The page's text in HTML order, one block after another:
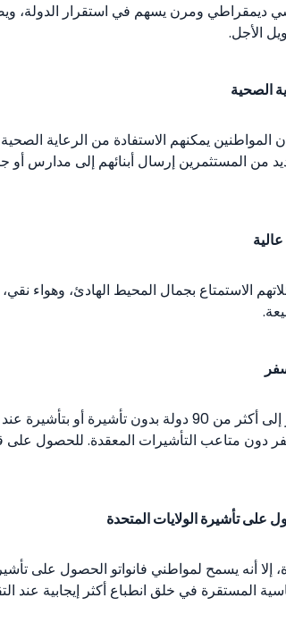
ديمقراطي ومرن يسهم في استقرار الدولة،
الأجل.
الصحية
يمكنهم الاستفادة من الرعاية
من المستثمرين إرسال أبنائهم إلى مدارس
الاستمتاع بجمال المحيط الهادئ، وهواء
يعتبر جواز سفر فانواتو من أبرز مزايا الحصول على الجنسية، حيث يمكن لحاملي
دون متاعب التأشيرات المعقدة. للحصول على
على تأشيرة الولايات المتحدة
إلا أنه يسمح لمواطني فانواتو الحصول على
المستقرة في خلق انطباع أكثر إيجابية